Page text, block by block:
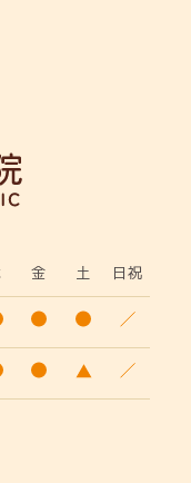
金 土 日祝